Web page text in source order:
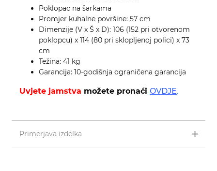
Poklopac na šarkama
Promjer kuhalne površine: 57 cm
Dimenzije (V x Š x D): 106 (152 pri otvorenom
poklopcu) x 114 (80 pri sklopljenoj polici) x 73
cm
Težina: 41 kg
Garancija: 10-godišnja ograničena garancija
Uvjete jamstva možete pronaći OVDJE.
Primerjava izdelka